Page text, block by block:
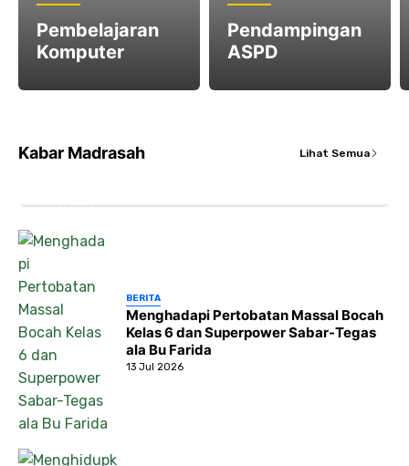
Pembelajaran
Komputer
Pendampingan
ASPD
Kabar Madrasah Lihat Semua
Menatap Cahaya dari Balik Jendela Kelas:
Masjid Miftahul Huda Menjadi Kunci
BERITA
Menghadapi Pertobatan Massal Bocah
Kelas 6 dan Superpower Sabar-Tegas
ala Bu Farida
13 Jul 2026